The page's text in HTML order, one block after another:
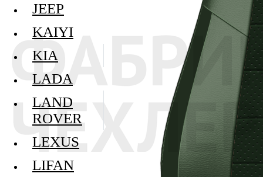
JEEP
KAIYI
KIA
LADA
LAND
ROVER
LEXUS
LIFAN